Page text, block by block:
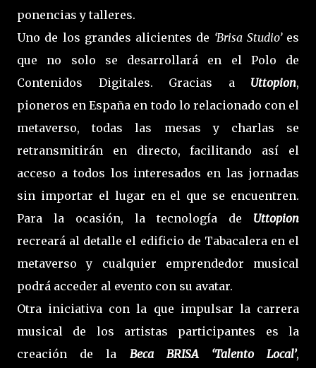
ponencias y talleres.
Uno de los grandes alicientes de ‘Brisa Studio’es
que no solo se desarrollará en el Polo de
Contenidos Digitales. Gracias a Uttopion,
pioneros en España en todo lo relacionado con el
metaverso, todas las mesas y charlas se
retransmitirán en directo, facilitando así el
acceso a todos los interesados en las jornadas
sin importar el lugar en el que se encuentren.
Para la ocasión, la tecnología de Uttopion
recreará al detalle el edificio de Tabacalera en el
metaverso y cualquier emprendedor musical
podrá acceder al evento con su avatar.
Otra iniciativa con la que impulsar la carrera
musical de los artistas participantes es la
creación de la Beca BRISA ‘Talento Local’,